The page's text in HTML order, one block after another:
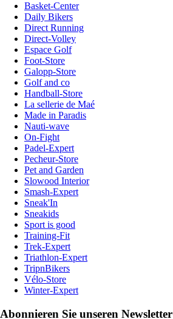
Basket-Center
Daily Bikers
Direct Running
Direct-Volley
Espace Golf
Foot-Store
Galopp-Store
Golf and co
Handball-Store
La sellerie de Maé
Made in Paradis
Nauti-wave
On-Fight
Padel-Expert
Pecheur-Store
Pet and Garden
Slowood Interior
Smash-Expert
Sneak'In
Sneakids
Sport is good
Training-Fit
Trek-Expert
Triathlon-Expert
TripnBikers
Vélo-Store
Winter-Expert
Abonnieren Sie unseren Newsletter